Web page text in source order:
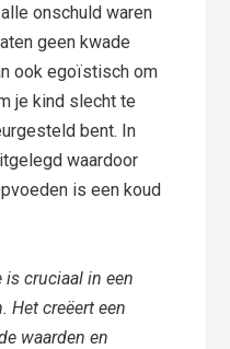
onschuld waren
geen kwade
ook egoïstisch om
je kind slecht te
bent. In
waardoor
is een koud
cruciaal in een
Het creëert een
waarden en